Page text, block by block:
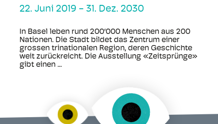
22. Juni 2019 - 31. Dez. 2030
In Basel leben rund 200‘000 Menschen aus 200
Nationen. Die Stadt bildet das Zentrum einer
grossen trinationalen Region, deren Geschichte
weit zurückreicht. Die Ausstellung «Zeitsprünge»
gibt einen ...